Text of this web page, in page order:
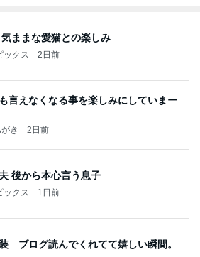
ままな愛猫との楽しみ
ックス 2日前
言えなくなる事を楽しみにしていまー
き 2日前
後から本心言う息子
ックス 1日前
ブログ読んでくれてて嬉しい瞬間。